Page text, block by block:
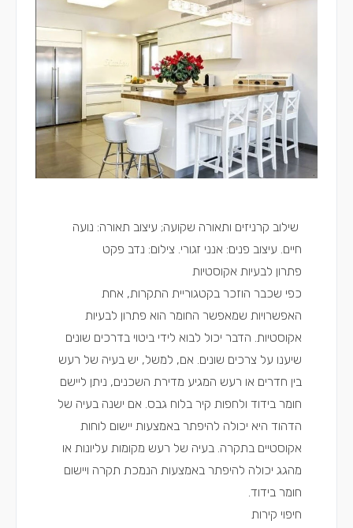
שילוב קרניזים ותאורה שקועה; עיצוב תאורה: נועה
חיים. עיצוב פנים: אנני זגורי. צילום: נדב פקט
פתרון לבעיות אקוסטיות
כפי שכבר הוזכר בקטגוריית התקרות, אחת
האפשרויות שמאפשר החומר הוא פתרון לבעיות
אקוסטיות. הדבר יכול לבוא לידי ביטוי בדרכים שונים
שיענו על צרכים שונים. אם, למשל, יש בעיה של רעש
בין חדרים או רעש המגיע מדירת השכנים, ניתן ליישם
חומר בידוד ולחפות קיר בלוח גבס. אם ישנה בעיה של
הדהוד היא יכולה להיפתר באמצעות יישום לוחות
אקוסטיים בתקרה. בעיה של רעש מקומות עליונות או
מהגג יכולה להיפתר באמצעות הנמכת תקרה ויישום
חומר בידוד.
חיפוי קירות